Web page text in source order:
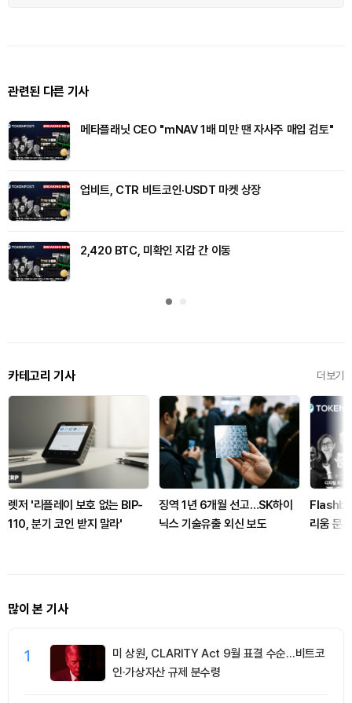
관련된 다른 기사
메타플래닛 CEO "mNAV 1배 미만 땐 자사주 매입 검토"
업비트, CTR 비트코인·USDT 마켓 상장
2,420 BTC, 미확인 지갑 간 이동
카테고리 기사 더보기
렛저 '리플레이 보호 없는 BIP-
110, 분기 코인 받지 말라'
징역 1년 6개월 선고…SK하이
닉스 기술유출 외신 보도
리움 문
많이 본 기사
1
미 상원, CLARITY Act 9월 표결 수순…비트코
인·가상자산 규제 분수령